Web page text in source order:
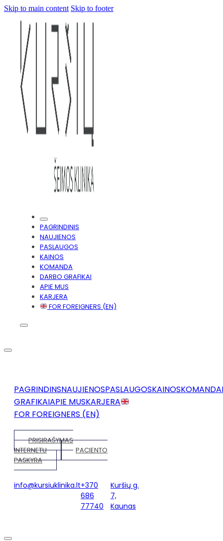
Skip to main content Skip to footer
PAGRINDINIS
NAUJIENOS
PASLAUGOS
KAINOS
KOMANDA
DARBO GRAFIKAI
APIE MUS
KARJERA
FOR FOREIGNERS (EN)
PAGRINDINSNAUJIENOSPASLAUGOSKAINOSKOMANDA
GRAFIKAIAPIE MUSKARJERA
FOR FOREIGNERS (EN)
PRISIRAŠYMAS
INTERNETU
PACIENTO
PASKYRA
info@kursiuklinika.lt+370
686
77740
Kuršių g.
7,
Kaunas